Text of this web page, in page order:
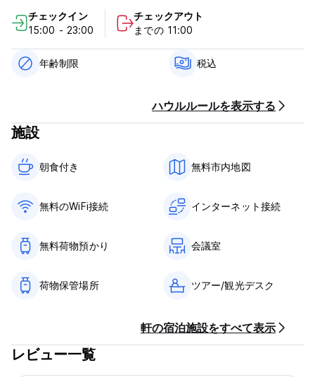
周辺にはレストランやコンビニエンスストアも徒歩圏内にありま
す。
Hostal Macarena – 利用規約：
の期間内にキャンセルされない場合、予約総額が請求されます。
請求されます。
チェックイン： 15:00～23:00
チェックアウト： 11:00まで
お支払いは到着時に現金、クレジットカード、デビットカード、
振込または銀行送金で可能です。
朝食付き（スクランブルエッグ、フルーツ、ジャム、トースト、
朝食の返金はできません！！！！！
エアコンは1日中ご利用いただけます。（推奨利用時間は19:00～
チェックイン
15:00 - 23:00
チェックアウト
までの 11:00
年齢制限 税込
ハウルルールを表示する
施設
朝食付き‎ 無料市内地図
無料のWiFi接続 インターネット接続
無料荷物預かり 会議室
荷物保管場所 ツアー/観光デスク
軒の宿泊施設をすべて表示
レビュー一覧